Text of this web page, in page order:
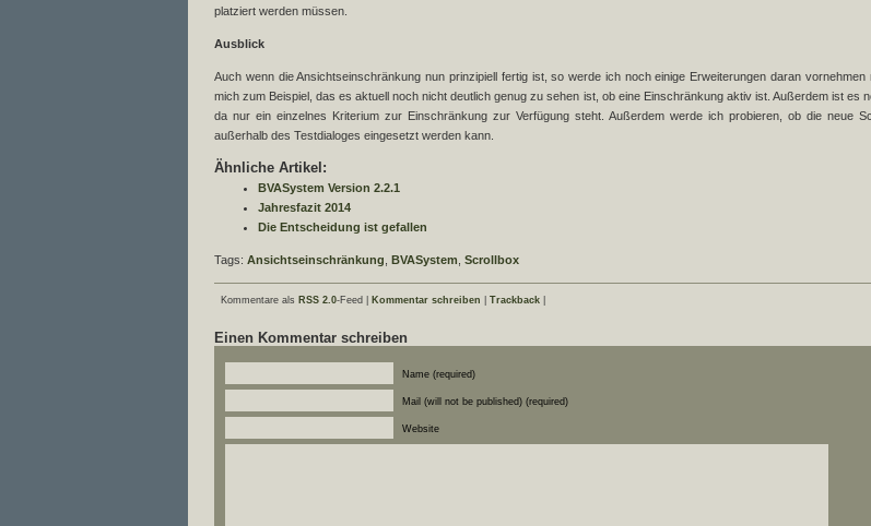
platziert werden müssen.
Ausblick
Auch wenn die Ansichtseinschränkung nun prinzipiell fertig ist, so werde ich noch einige Erweiterungen daran
mich zum Beispiel, das es aktuell noch nicht deutlich genug zu sehen ist, ob eine Einschränkung aktiv ist. Außerdem ist es
da nur ein einzelnes Kriterium zur Einschränkung zur Verfügung steht. Außerdem werde ich probieren, ob die neue
außerhalb des Testdialoges eingesetzt werden kann.
Ähnliche Artikel:
BVASystem Version 2.2.1
Jahresfazit 2014
Die Entscheidung ist gefallen
Tags: Ansichtseinschränkung BVASystem Scrollbox
Kommentare als RSS 2.0-Feed | Kommentar schreiben Trackback
Einen Kommentar schreiben
Name (required)
Mail (will not be published) (required)
Website